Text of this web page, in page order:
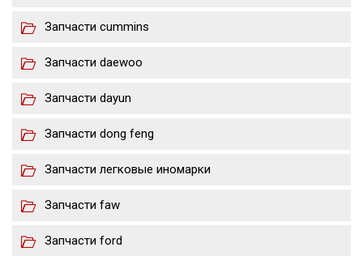
Запчасти cummins
Запчасти daewoo
Запчасти dayun
Запчасти dong feng
Запчасти легковые иномарки
Запчасти faw
Запчасти ford